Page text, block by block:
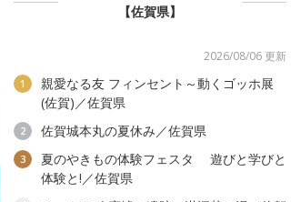
【佐賀県】
2026/08/06 更新
1
親愛なる友 フィンセント～動くゴッホ展
(佐賀)／佐賀県
2 佐賀城本丸の夏休み／佐賀県
3
夏のやきもの体験フェスタ 遊びと学びと
体験と!／佐賀県